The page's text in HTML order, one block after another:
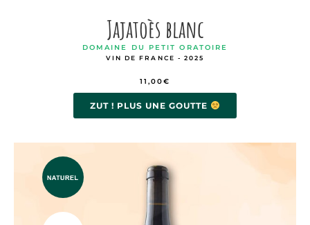
Jajatoès blanc
DOMAINE DU PETIT ORATOIRE
VIN DE FRANCE - 2025
11,00€
ZUT ! PLUS UNE GOUTTE